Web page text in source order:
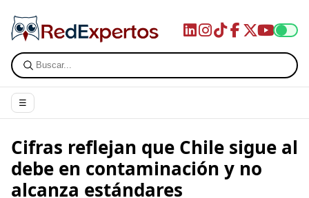
☰
Cifras reflejan que Chile sigue al
debe en contaminación y no
alcanza estándares